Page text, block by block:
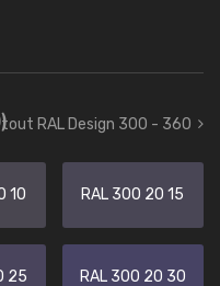
tout RAL Design 300 - 360
10 RAL 300 20 15
25 RAL 300 20 30